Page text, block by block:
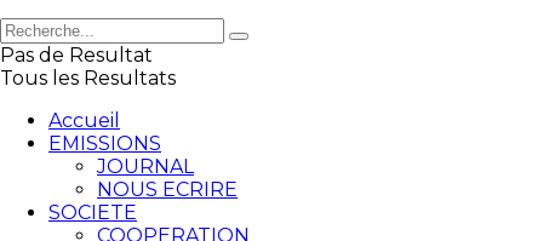
Pas de Resultat
Tous les Resultats
Accueil
EMISSIONS
JOURNAL
NOUS ECRIRE
SOCIETE
COOPERATION